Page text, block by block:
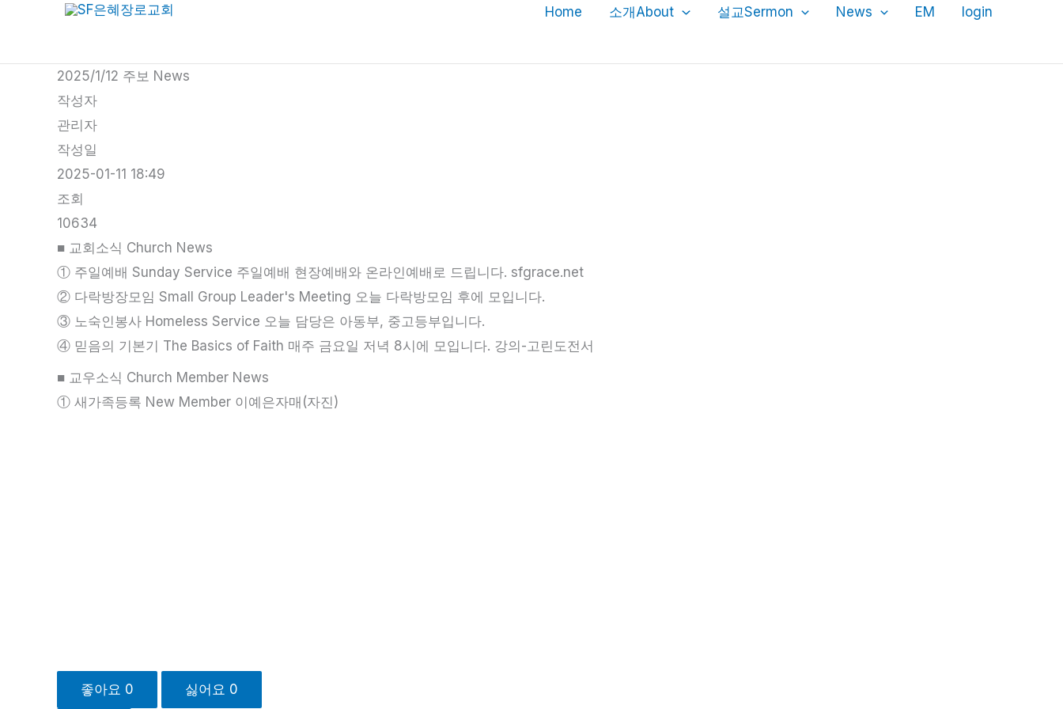
츠
Home 소개About 설교Sermon News EM login
2025/1/12 주보 News
작성자
관리자
작성일
2025-01-11 18:49
조회
10634
■ 교회소식 Church News
① 주일예배 Sunday Service 주일예배 현장예배와 온라인예배로 드립니다. sfgrace.net
② 다락방장모임 Small Group Leader's Meeting 오늘 다락방모임 후에 모입니다.
③ 노숙인봉사 Homeless Service 오늘 담당은 아동부, 중고등부입니다.
④ 믿음의 기본기 The Basics of Faith 매주 금요일 저녁 8시에 모입니다. 강의-고린도전서
■ 교우소식 Church Member News
① 새가족등록 New Member 이예은자매(자진)
좋아요 0 싫어요 0